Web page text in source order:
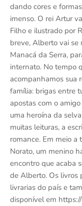
dando cores e
imenso. O rei Artur
Filho e ilustrado por
breve, Alberto vai se
Manacá da Serra,
internato. No tempo
acompanhamos sua
família: brigas entre
apostas com o
uma heroína da
muitas leituras, a
romance. Em meio a
Norato, um menino
encontro que acaba
de Alberto. Os livros
livrarias do país e
disponível em